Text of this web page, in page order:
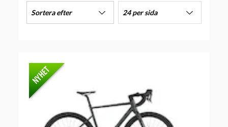
Sortera efter 24 per sida